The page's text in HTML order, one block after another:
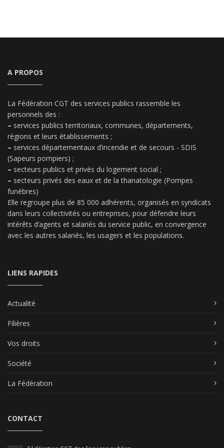
A PROPOS
La Fédération CGT des services publics rassemble les
personnels des :
– services publics territoriaux, communes, départements,
régions et leurs établissements ;
– services départementaux d’incendie et de secours - SDIS
(Sapeurs pompiers) ;
– secteurs publics et privés du logement social ;
– secteurs privés des eaux et de la thanatologie (Pompes
funèbres)
Elle regroupe plus de 85 000 adhérents, organisés en syndicats
dans leurs collectivités ou entreprises, pour défendre leurs
intérêts d’agents et salariés du service public, en convergence
avec les autres salariés, les usagers et les populations.
LIENS RAPIDES
Actualité
Filières
Vos droits
Société
La Fédération
CONTACT